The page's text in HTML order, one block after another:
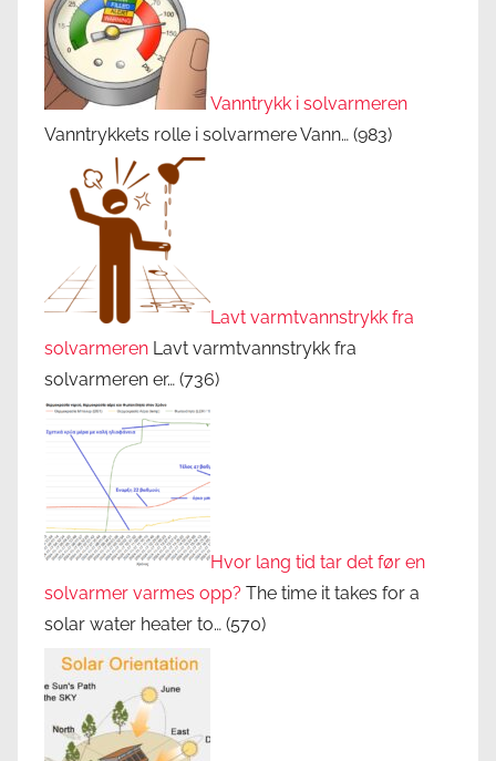
Vanntrykk i solvarmeren
Vanntrykkets rolle i solvarmere Vann… (983)
Lavt varmtvannstrykk fra
solvarmeren Lavt varmtvannstrykk fra
solvarmeren er… (736)
Hvor lang tid tar det før en
solvarmer varmes opp? The time it takes for a
solar water heater to… (570)